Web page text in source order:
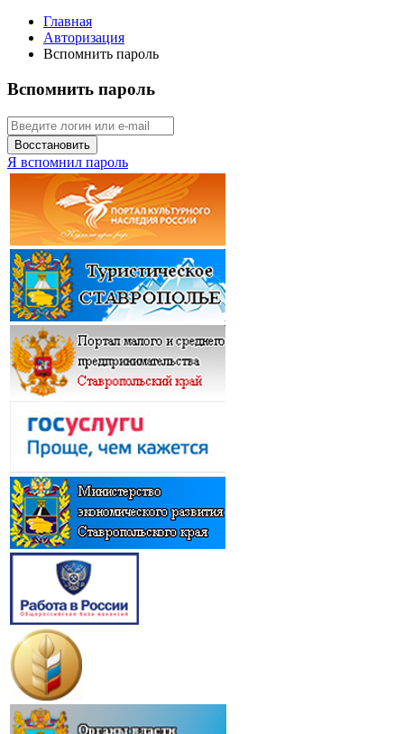
Главная
Авторизация
Вспомнить пароль
Вспомнить пароль
Восстановить
Я вспомнил пароль